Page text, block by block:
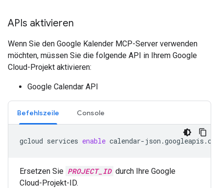
APIs aktivieren
Wenn Sie den Google Kalender MCP-Server verwenden
möchten, müssen Sie die folgende API in Ihrem Google
Cloud-Projekt aktivieren:
Google Calendar API
Befehlszeile Console
gcloud services enable calendar-
Ersetzen Sie PROJECT_ID durch Ihre Google
Cloud-Projekt-ID.